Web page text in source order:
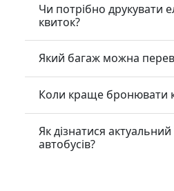
Чи потрібно друкувати
квиток?
Який багаж можна
Коли краще бронювати
Як дізнатися
автобусів?